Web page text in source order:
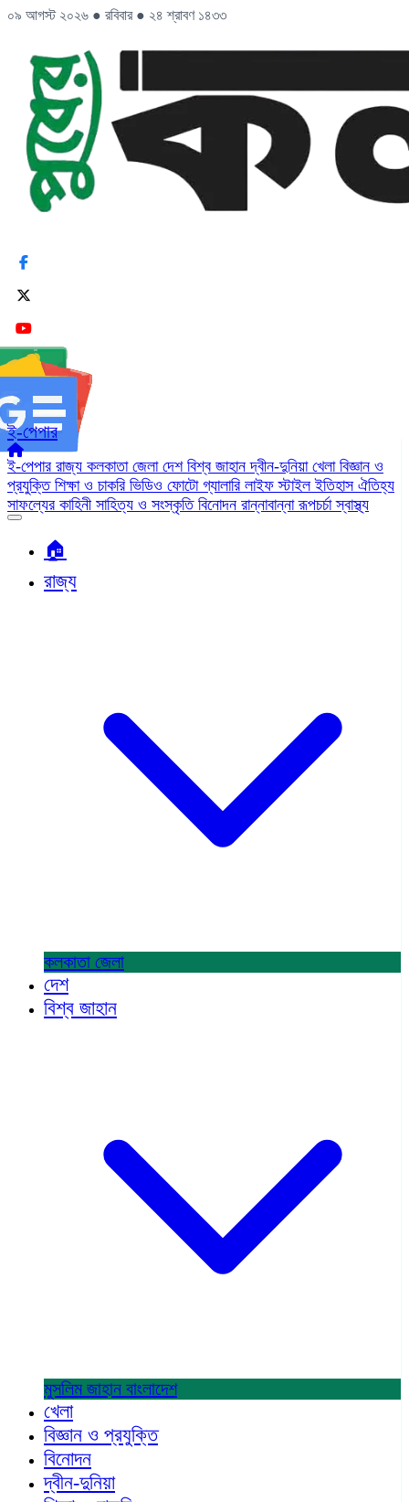
০৯ আগস্ট ২০২৬ ● রবিবার ● ২৪ শ্রাবণ ১৪৩৩
ই-পেপার
ই-পেপার রাজ্য কলকাতা জেলা দেশ বিশ্ব জাহানদ্বীন-দুনিয়া খেলা বিজ্ঞান ও
প্রযুক্তি শিক্ষা ও চাকরি ভিডিও ফোটো গ্যালারি লাইফ স্টাইলইতিহাস ঐতিহ্য
সাফল্যের কাহিনী সাহিত্য ও সংস্কৃতি বিনোদন রান্নাবান্নারূপচর্চাস্বাস্থ্য
🏠︎
রাজ্য
কলকাতা জেলা
দেশ
বিশ্ব জাহান
মুসলিম জাহান বাংলাদেশ
খেলা
বিজ্ঞান ও প্রযুক্তি
বিনোদন
দ্বীন-দুনিয়া